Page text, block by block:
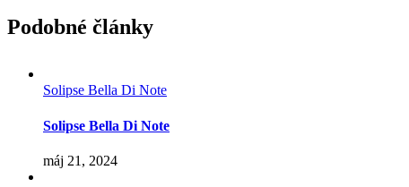
Podobné články
Solipse Bella Di Note
Solipse Bella Di Note
máj 21, 2024